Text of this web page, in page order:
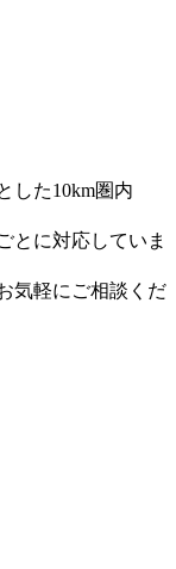
した10km圏内
とに対応していま
気軽にご相談くだ